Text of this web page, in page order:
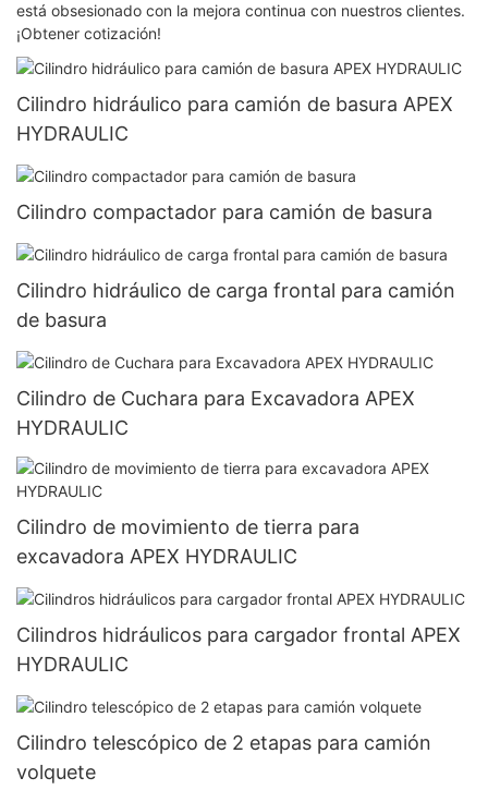
está obsesionado con la mejora continua con nuestros clientes.
¡Obtener cotización!
Cilindro hidráulico para camión de basura APEX
HYDRAULIC
Cilindro compactador para camión de basura
Cilindro hidráulico de carga frontal para camión
de basura
Cilindro de Cuchara para Excavadora APEX
HYDRAULIC
Cilindro de movimiento de tierra para
excavadora APEX HYDRAULIC
Cilindros hidráulicos para cargador frontal APEX
HYDRAULIC
Cilindro telescópico de 2 etapas para camión
volquete